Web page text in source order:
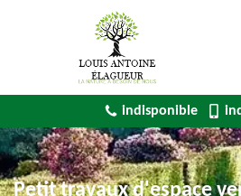
indisponible
Petit travaux d'espace